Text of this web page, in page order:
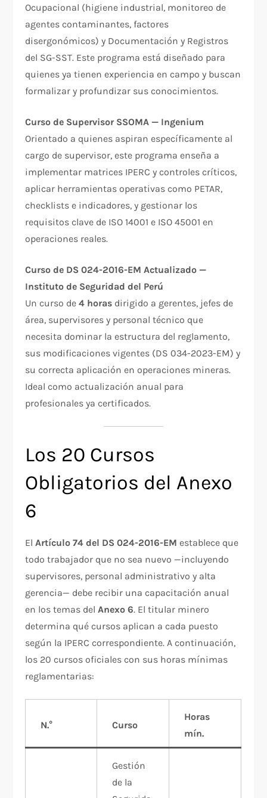
Ocupacional (higiene industrial, monitoreo de
agentes contaminantes, factores
disergonómicos) y Documentación y Registros
del SG-SST. Este programa está diseñado para
quienes ya tienen experiencia en campo y buscan
formalizar y profundizar sus conocimientos.
Curso de Supervisor SSOMA — Ingenium
Orientado a quienes aspiran específicamente al
cargo de supervisor, este programa enseña a
implementar matrices IPERC y controles críticos,
aplicar herramientas operativas como PETAR,
checklists e indicadores, y gestionar los
requisitos clave de ISO 14001 e ISO 45001 en
operaciones reales.
Curso de DS 024-2016-EM Actualizado —
Instituto de Seguridad del Perú
Un curso de4 horas dirigido a gerentes, jefes de
área, supervisores y personal técnico que
necesita dominar la estructura del reglamento,
sus modificaciones vigentes (DS 034-2023-EM) y
su correcta aplicación en operaciones mineras.
Ideal como actualización anual para
profesionales ya certificados.
Los 20 Cursos
Obligatorios del Anexo
6
El Artículo 74 del DS 024-2016-EM establece que
todo trabajador que no sea nuevo —incluyendo
supervisores, personal administrativo y alta
gerencia— debe recibir una capacitación anual
en los temas del Anexo 6. El titular minero
determina qué cursos aplican a cada puesto
según la IPERC correspondiente. A continuación,
los 20 cursos oficiales con sus horas mínimas
reglamentarias:
N.° Curso
Horas
mín.
Gestión
de la